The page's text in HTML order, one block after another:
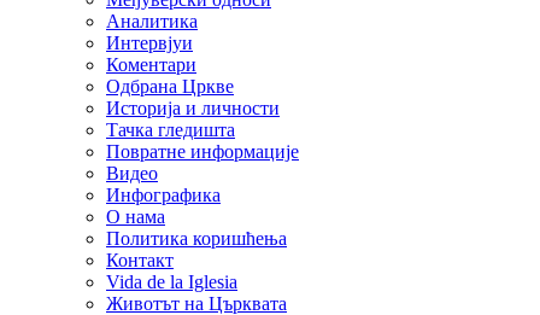
Аналитика
Интервјуи
Коментари
Одбрана Цркве
Историја и личности
Тачка гледишта
Повратне информације
Видео
Инфографика
О нама
Политика коришћења
Контакт
Vida de la Iglesia
Животът на Църквата